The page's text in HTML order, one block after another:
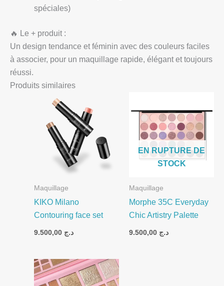
spéciales)
🔥 Le + produit :
Un design tendance et féminin avec des couleurs faciles
à associer, pour un maquillage rapide, élégant et toujours
réussi.
Produits similaires
Maquillage
KIKO Milano
Contouring face set
د.ج
EN RUPTURE DE
STOCK
Maquillage
Morphe 35C Everyday
Chic Artistry Palette
د.ج